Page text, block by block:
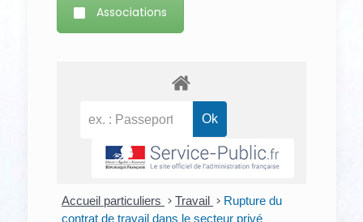
Associations
Accueil particuliers > Travail > Rupture du
contrat de travail dans le secteur privé